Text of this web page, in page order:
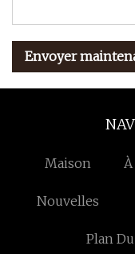
Envoyer
Maison
Nouvelles
Plan